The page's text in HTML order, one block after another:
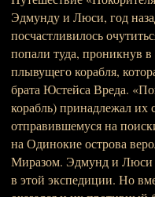
Эдмунду и Люси, год
посчастливилось
попали туда, проникнув
плывущего корабля,
брата Юстейса Вреда.
корабль) принадлежал их
отправившемуся на
на Одинокие острова
Миразом. Эдмунд и Люси
в этой экспедиции. Но